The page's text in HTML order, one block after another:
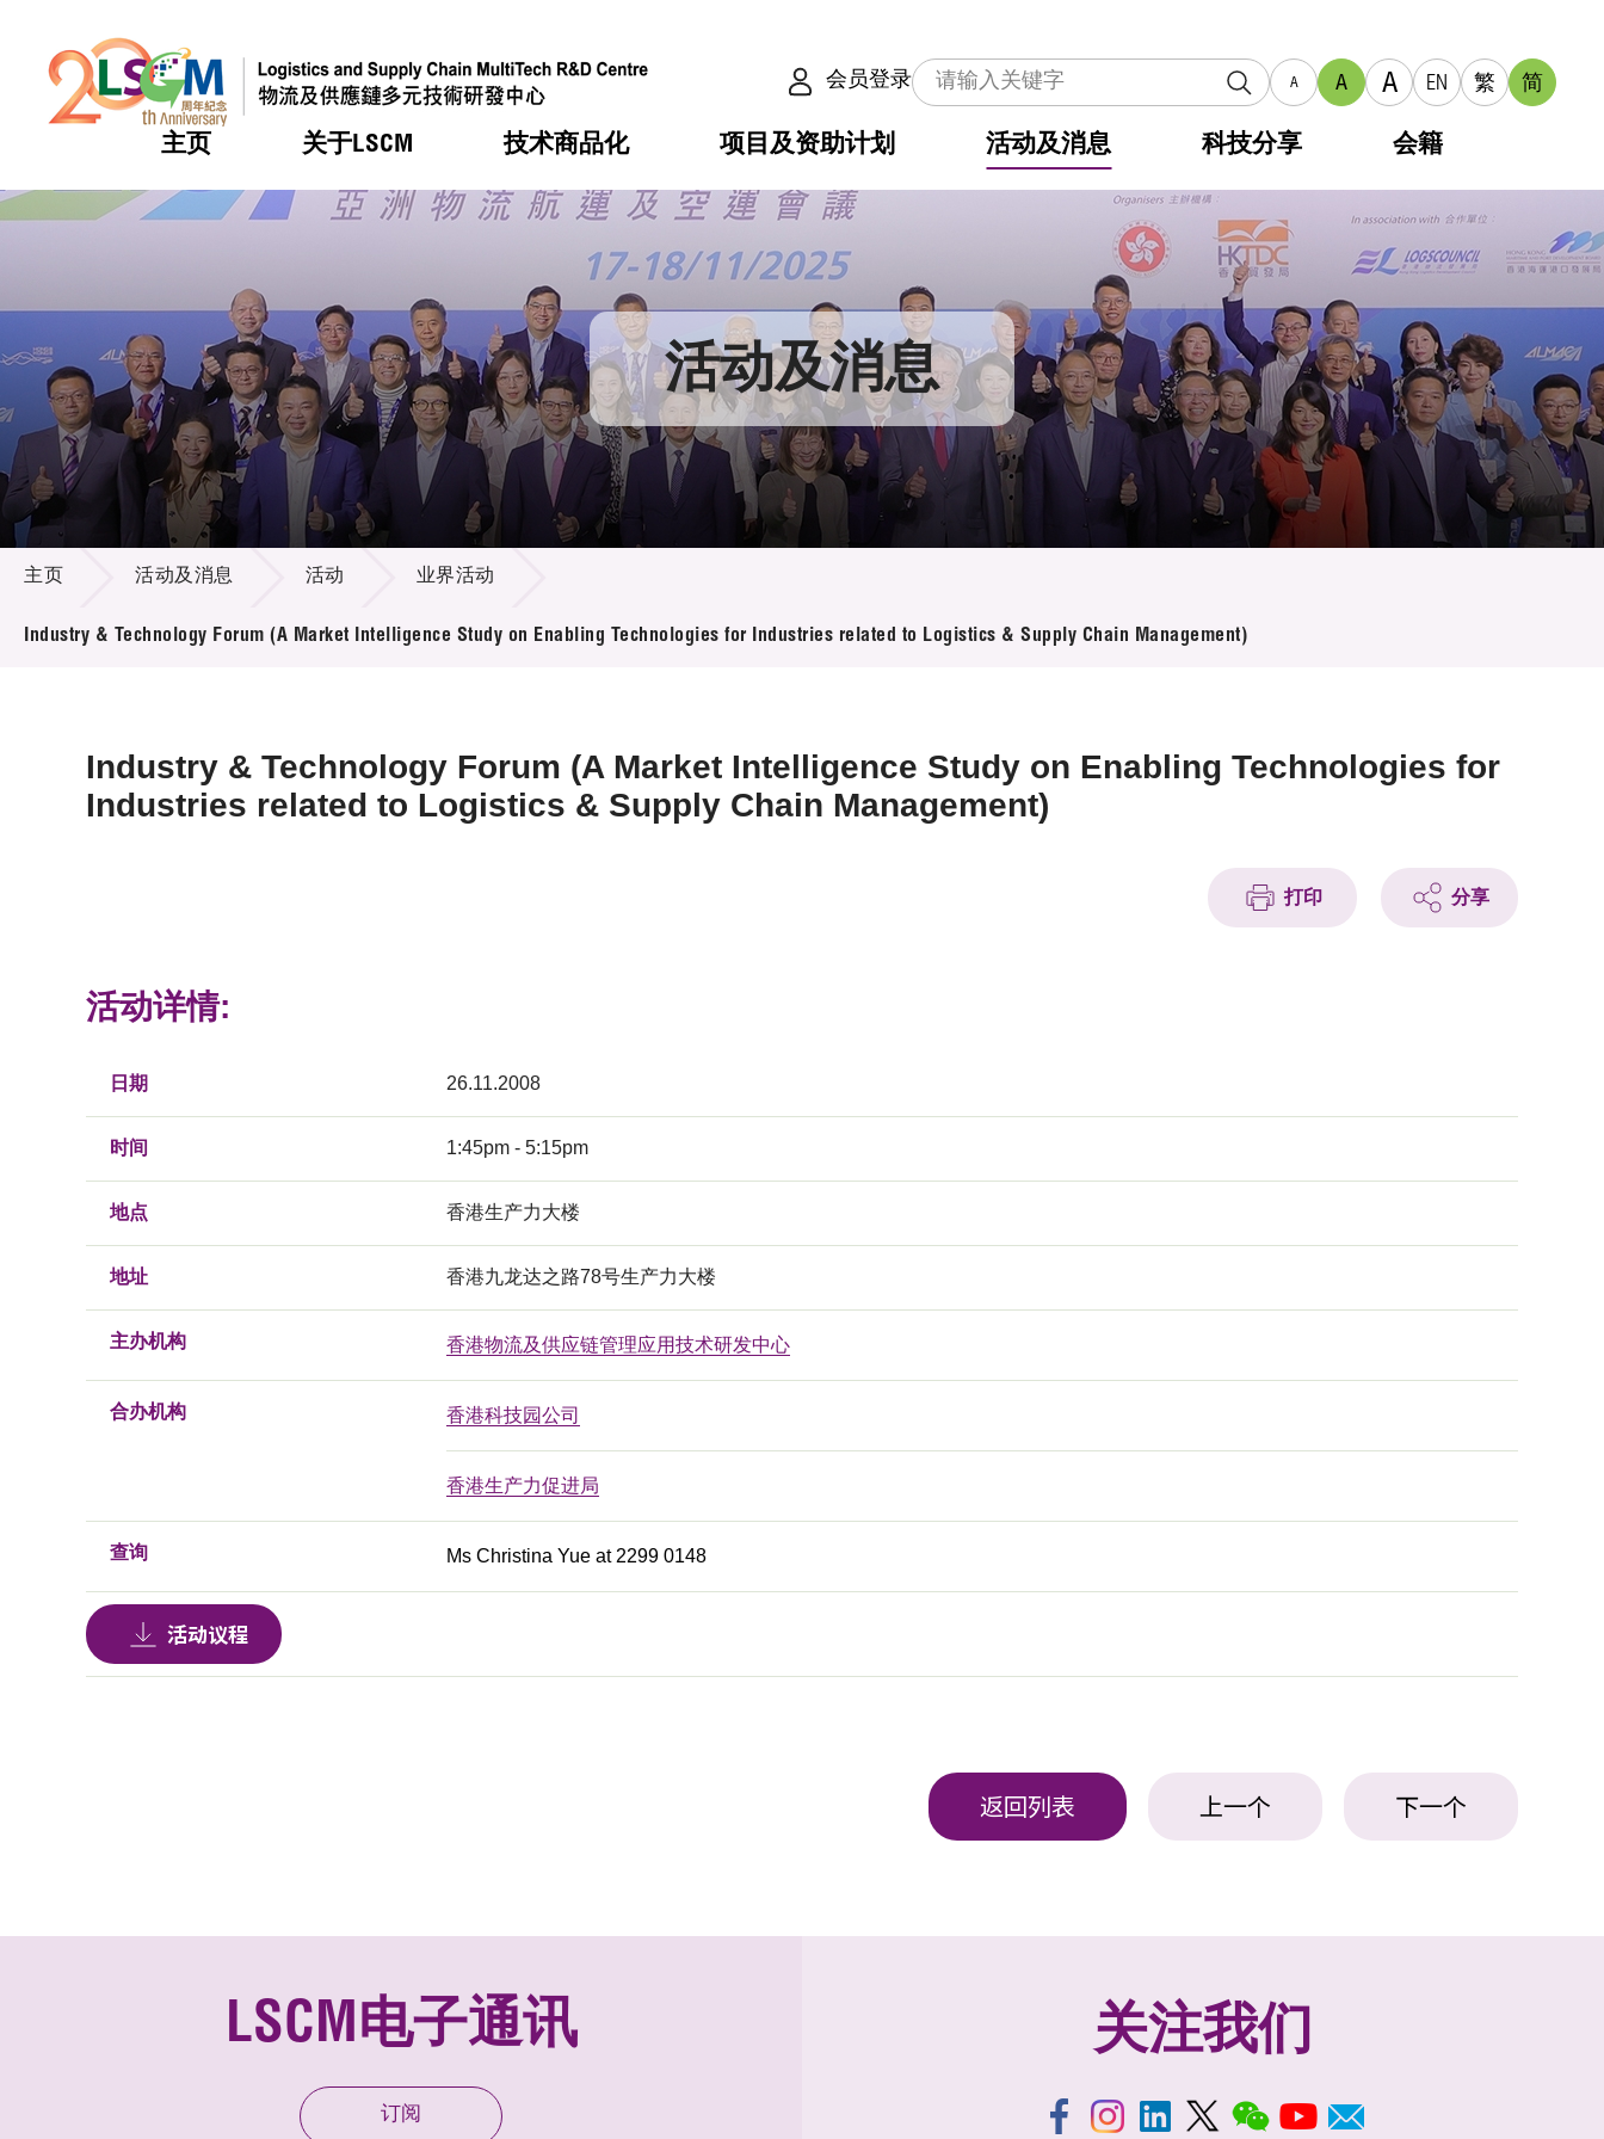
会员登录 A A A EN 繁 简
主页 关于LSCM
热门 机构简介
组织架构
组织架构
董事局
研究顾问
招标通告
技术商品化
热门 服务
可获授权之技术
应用于公共服务之创新技术
重点项目
项目及资助计划
热门 合作计划
资助计划
资助计划
税务优惠
申请
评审
征求研发项目计划书
项目资料库
项目伙伴
活动及消息
热门 活动
奖项
新闻中心
媒体报导
新闻稿
资讯中心
多媒体
科技分享 会籍
热门 会籍及服务
会员列表
会员登入 活动及消息
活动及消息
主页 活动及消息 活动 业界活动
Industry & Technology Forum (A Market Intelligence Study on Enabling Technologies for Industries related to Logistics & Supply Chain Management)
Industry & Technology Forum (A Market Intelligence Study on Enabling Technologies for
Industries related to Logistics & Supply Chain Management)
打印 分享
活动详情:
日期 26.11.2008
时间 1:45pm - 5:15pm
地点 香港生产力大楼
地址 香港九龙达之路78号生产力大楼
主办机构 香港物流及供应链管理应用技术研发中心
合办机构 香港科技园公司
香港生产力促进局
查询 Ms Christina Yue at 2299 0148
活动议程
返回列表 上一个 下一个
LSCM电子通讯
订阅
关注我们